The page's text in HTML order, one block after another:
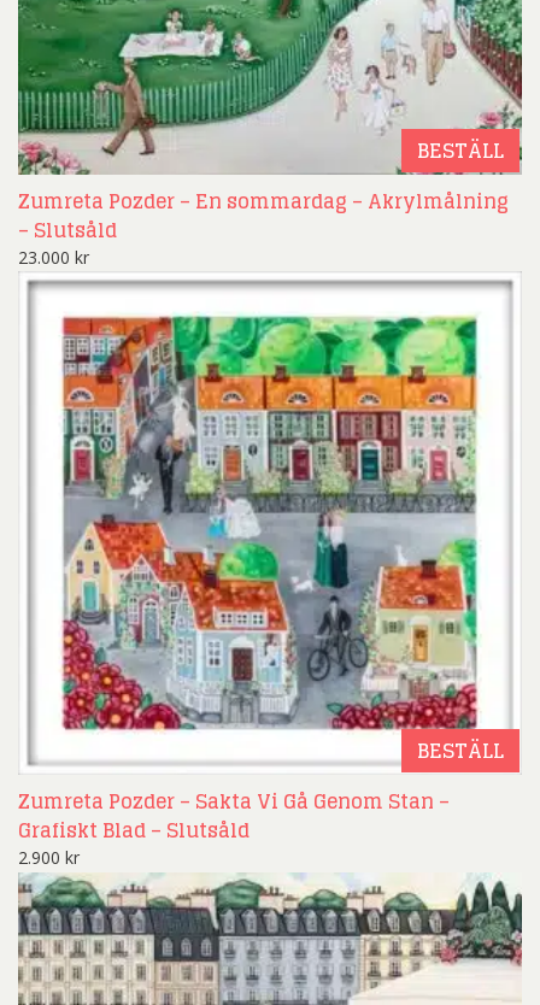
BESTÄLL
Zumreta Pozder – En sommardag – Akrylmålning
– Slutsåld
23.000 kr
BESTÄLL
Zumreta Pozder – Sakta Vi Gå Genom Stan –
Grafiskt Blad – Slutsåld
2.900 kr